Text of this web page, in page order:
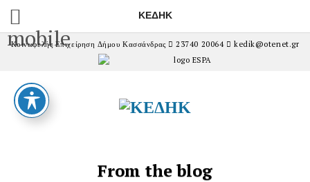
mobile
ΚΕΔΗΚ
Κοινωφελής Επιχείρηση Δήμου Κασσάνδρας 23740 20064 kedik@otenet.gr
From the blog